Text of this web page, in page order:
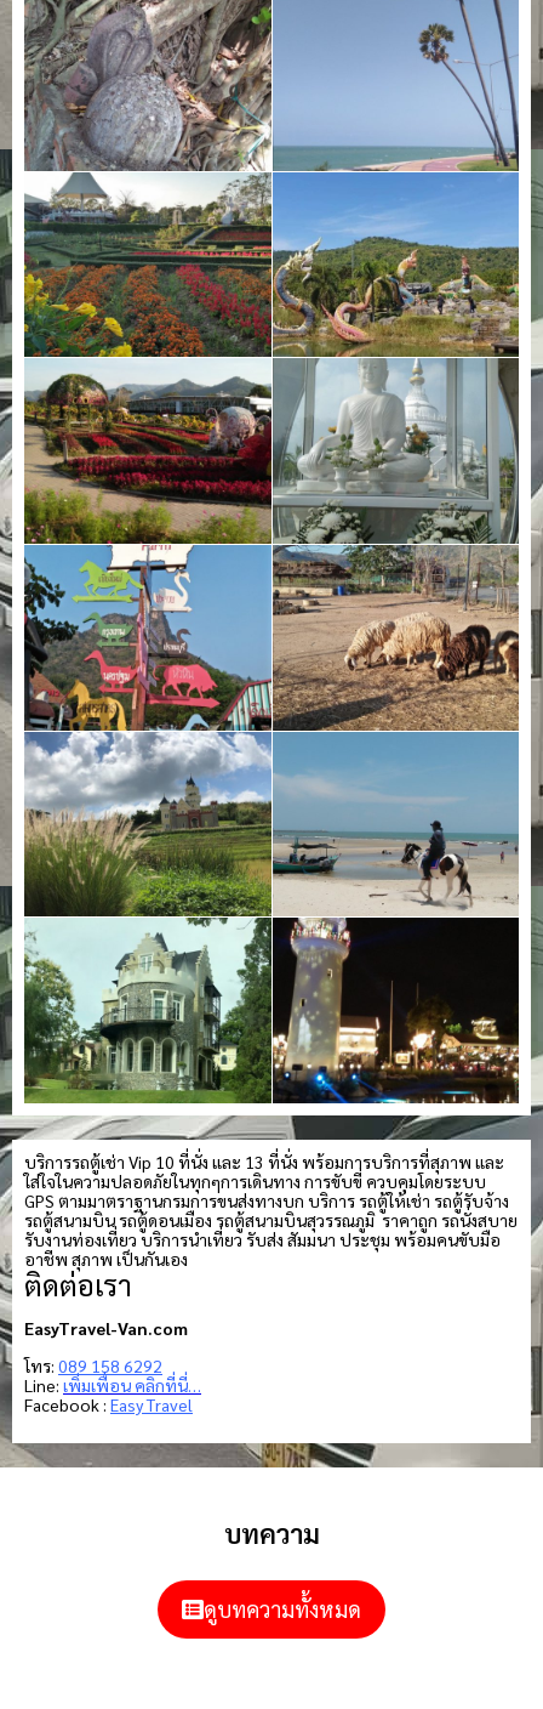
บริการรถตู้เช่า Vip 10 ที่นั่ง และ 13 ที่นั่ง พร้อมการบริการที่สุภาพ และ
ใส่ใจในความปลอดภัยในทุกๆการเดินทาง การขับขี่ ควบคุมโดยระบบ
GPS ตามมาตราฐานกรมการขนส่งทางบก บริการ รถตู้ให้เช่า รถตู้รับจ้าง
รถตู้สนามบิน รถตู้ดอนเมือง รถตู้สนามบินสุวรรณภูมิ ราคาถูก รถนั่งสบาย
รับงานท่องเที่ยว บริการนำเที่ยว รับส่ง สัมมนา ประชุม พร้อมคนขับมือ
อาชีพ สุภาพ เป็นกันเอง
ติดต่อเรา
EasyTravel-Van.com
โทร: 089 158 6292
Line: เพิ่มเพื่อน คลิกที่นี่…
Facebook : Easy Travel
บทความ
ดูบทความทั้งหมด